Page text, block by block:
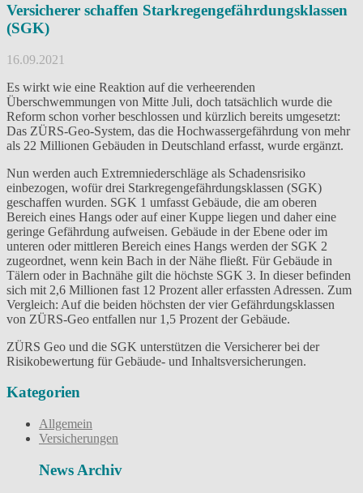
Versicherer schaffen Starkregengefährdungsklassen
(SGK)
16.09.2021
Es wirkt wie eine Reaktion auf die verheerenden
Überschwemmungen von Mitte Juli, doch tatsächlich wurde die
Reform schon vorher beschlossen und kürzlich bereits umgesetzt:
Das ZÜRS-Geo-System, das die Hochwassergefährdung von mehr
als 22 Millionen Gebäuden in Deutschland erfasst, wurde ergänzt.
Nun werden auch Extremniederschläge als Schadensrisiko
einbezogen, wofür drei Starkregengefährdungsklassen (SGK)
geschaffen wurden. SGK 1 umfasst Gebäude, die am oberen
Bereich eines Hangs oder auf einer Kuppe liegen und daher eine
geringe Gefährdung aufweisen. Gebäude in der Ebene oder im
unteren oder mittleren Bereich eines Hangs werden der SGK 2
zugeordnet, wenn kein Bach in der Nähe fließt. Für Gebäude in
Tälern oder in Bachnähe gilt die höchste SGK 3. In dieser befinden
sich mit 2,6 Millionen fast 12 Prozent aller erfassten Adressen. Zum
Vergleich: Auf die beiden höchsten der vier Gefährdungsklassen
von ZÜRS-Geo entfallen nur 1,5 Prozent der Gebäude.
ZÜRS Geo und die SGK unterstützen die Versicherer bei der
Risikobewertung für Gebäude- und Inhaltsversicherungen.
Kategorien
Allgemein
Versicherungen
News Archiv